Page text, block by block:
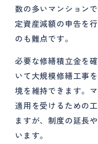
数の多いマンション
定資産減額の申告を
のも難点です。
必要な修繕積立金を
いて大規模修繕工事
境を維持できます。
適用を受けるための
ますが、制度の延長
います。